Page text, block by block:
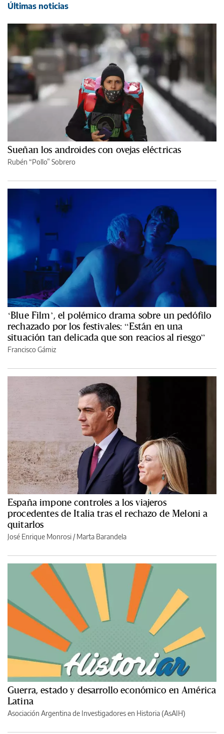
Últimas noticias
Sueñan los androides con ovejas eléctricas
Rubén “Pollo” Sobrero
‘Blue Film’, el polémico drama sobre un pedófilo
rechazado por los festivales: “Están en una
situación tan delicada que son reacios al riesgo”
Francisco Gámiz
España impone controles a los viajeros
procedentes de Italia tras el rechazo de Meloni a
quitarlos
José Enrique Monrosi / Marta Barandela
Guerra, estado y desarrollo económico en América
Latina
Asociación Argentina de Investigadores en Historia (AsAIH)